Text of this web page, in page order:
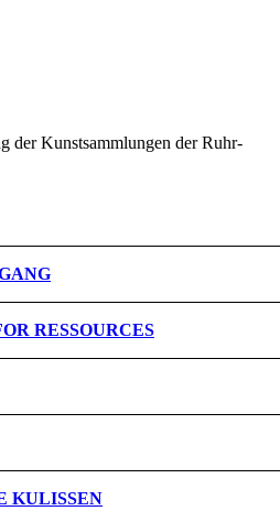
der Kunstsammlungen der Ruhr-
RESSOURCES
KULISSEN